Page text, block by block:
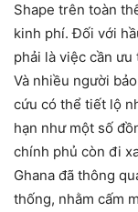
Shape trên toàn
kinh phí. Đối với
phải là việc cần ưu
Và nhiều người
cứu có thể tiết lộ
hạn như một số
chính phủ còn đi
Ghana đã thông
thống, nhằm cấm